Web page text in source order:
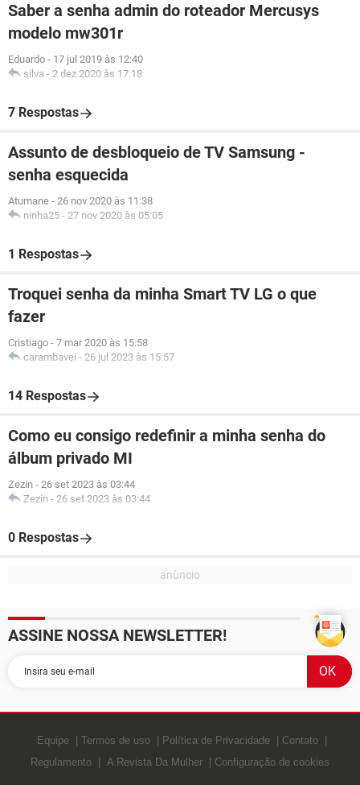
Saber a senha admin do roteador Mercusys
modelo mw301r
Eduardo - 17 jul 2019 às 12:40
silva - 2 dez 2020 às 17:18
7 Respostas
Assunto de desbloqueio de TV Samsung -
senha esquecida
Atumane - 26 nov 2020 às 11:38
ninha25 - 27 nov 2020 às 05:05
1 Respostas
Troquei senha da minha Smart TV LG o que
fazer
Cristiago - 7 mar 2020 às 15:58
carambavei - 26 jul 2023 às 15:57
14 Respostas
Como eu consigo redefinir a minha senha do
álbum privado MI
Zezin - 26 set 2023 às 03:44
Zezin - 26 set 2023 às 03:44
0 Respostas
ASSINE NOSSA NEWSLETTER!
Equipe Termos de uso Política de Privacidade
Contato
Regulamento
A Revista Da Mulher Configuração de cookies